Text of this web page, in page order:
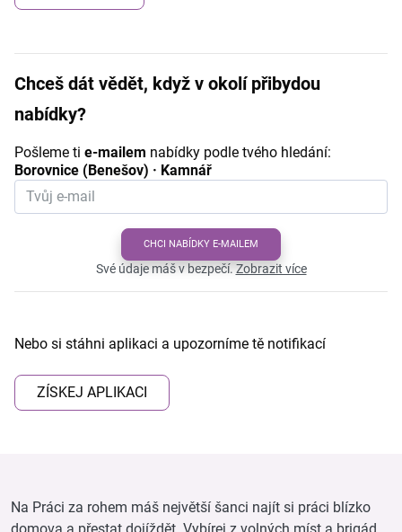
Chceš dát vědět, když v okolí přibydou
nabídky?
Pošleme ti e-mailem nabídky podle tvého hledání:
Borovnice (Benešov) · Kamnář
CHCI NABÍDKY E-MAILEM
Své údaje máš v bezpečí.Zobrazit více
Nebo si stáhni aplikaci a upozorníme tě notifikací
ZÍSKEJ APLIKACI
Na Práci za rohem máš největší šanci najít si práci blízko
domova a přestat dojíždět. Vybírej z volných míst a brigád